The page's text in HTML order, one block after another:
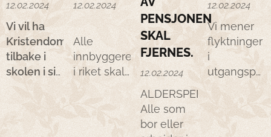
inntil 3 år.
Gjenlevendepensjonen
blir fra
Januar
2024
erstattet
med
omstillingsstønad.
ulovlige
inngrep i
privat-
eller
familieliv,
hjem eller
korrespondanse,
eller
ulovlige
Folkestyre
.
demokrati ,
eller
direkte
demokrati
gjennom
12.02.2024
Vi vil ha
Kristendomsfaget
tilbake i
skolen i sin
opprinnelige
form.
Vi vil ikke
at andre
12.02.2024
Alle
innbyggere
i riket skal
ha rett på
livsforlengende
medisinsk
behandling
PENSJONEN
SKAL
FJERNES.
12.02.2024
ALDERSPENSJON.
Alle som
bor eller
12.02.2024
Vi mener
flyktninger
i
bør få
hjelp nær
hjemlandet
.